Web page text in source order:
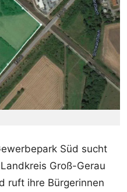
Süd sucht
Groß-Gerau
ruft ihre Bürgerinnen